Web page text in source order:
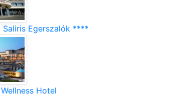
Egerszalók ****
Hotel